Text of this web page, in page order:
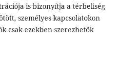
is bizonyítja a térbeliség
személyes kapcsolatokon
csak ezekben szerezhetők